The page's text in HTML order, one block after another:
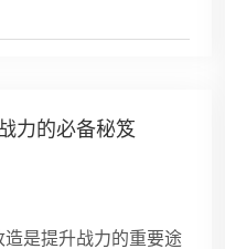
力的必备秘笈
造是提升战力的重要途